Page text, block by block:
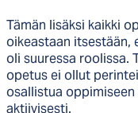
Tämän lisäksi kaikki
oikeastaan itsestään,
oli suuressa roolissa.
opetus ei ollut
osallistua
aktiivisesti.